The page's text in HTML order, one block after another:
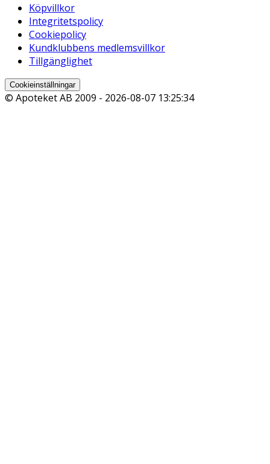
Köpvillkor
Integritetspolicy
Cookiepolicy
Kundklubbens medlemsvillkor
Tillgänglighet
Cookieinställningar
© Apoteket AB 2009 - 2026-08-07 13:25:34